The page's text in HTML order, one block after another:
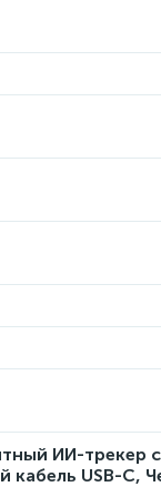
ИИ-трекер
кабель USB-C,